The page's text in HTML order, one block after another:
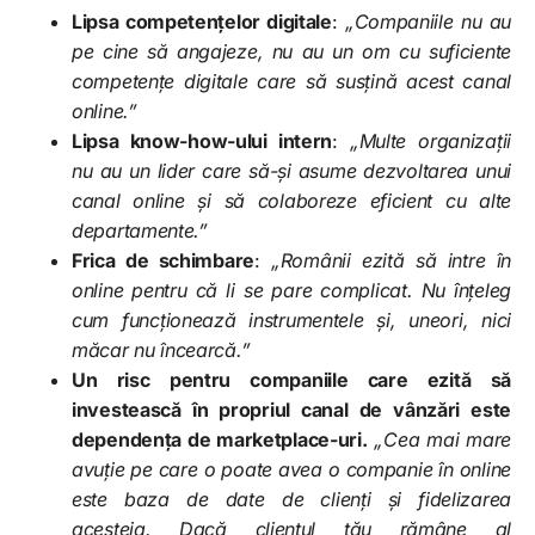
Lipsa competențelor digitale: „Companiile nu au
pe cine să angajeze, nu au un om cu suficiente
competențe digitale care să susțină acest canal
online.”
Lipsa know-how-ului intern: „Multe organizații
nu au un lider care să-și asume dezvoltarea unui
canal online și să colaboreze eficient cu alte
departamente.”
Frica de schimbare: „Românii ezită să intre în
online pentru că li se pare complicat. Nu înțeleg
cum funcționează instrumentele și, uneori, nici
măcar nu încearcă.”
Un risc pentru companiile care ezită să
investească în propriul canal de vânzări este
dependența de marketplace-uri. „Cea mai mare
avuție pe care o poate avea o companie în online
este baza de date de clienți și fidelizarea
acesteia. Dacă clientul tău rămâne al